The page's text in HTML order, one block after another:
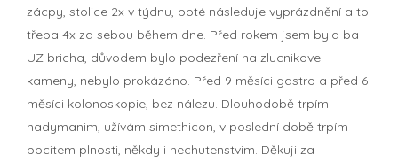
zácpy, stolice 2x v týdnu, poté následuje vyprázdnění a to
třeba 4x za sebou během dne. Před rokem jsem byla ba
UZ bricha, důvodem bylo podezření na zlucnikove
kameny, nebylo prokázáno. Před 9 měsíci gastro a před 6
měsíci kolonoskopie, bez nálezu. Dlouhodobě trpím
nadymanim, užívám simethicon, v poslední době trpím
pocitem plnosti, někdy i nechutenstvim. Děkuji za